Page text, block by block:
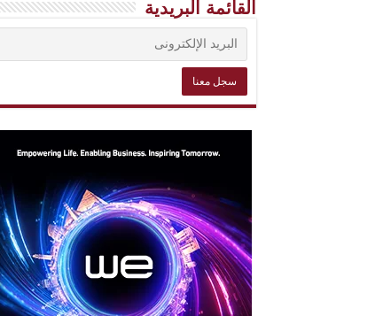
القائمة البريدية